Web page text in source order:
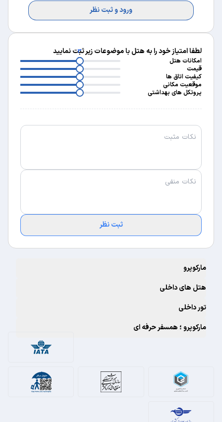
ورود و ثبت نظر
لطفا امتیاز خود را به هتل با موضوعات زیر ثبت نمایید
امکانات هتل
3
قیمت
3
کیفیت اتاق ها
3
موقعیت مکانی
3
پروتکل های بهداشتی
3
ثبت نظر
مارکوپرو
هتل های داخلی
تور داخلی
مارکوپرو ؛ همسفر حرفه ای